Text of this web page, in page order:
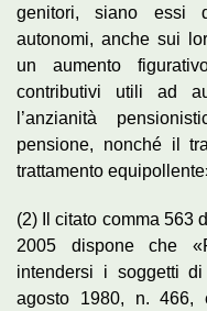
genitori, siano essi
autonomi, anche sui
un aumento
contributivi utili ad
l’anzianità
pensione, nonché il
trattamento
(2) Il citato comma 563
2005 dispone che
intendersi i soggetti
agosto 1980, n. 466,